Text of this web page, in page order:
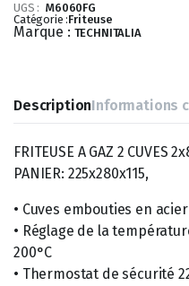
UGS : M6060FG
Catégorie :Friteuse
Marque : TECHNITALIA
DescriptionInformations
FRITEUSE A GAZ 2 CUVES
PANIER: 225x280x115,
• Cuves embouties en
• Réglage de la
200°C
• Thermostat de sécurité